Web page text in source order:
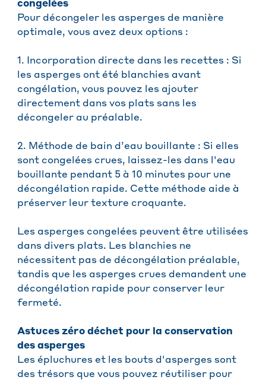
congelées
Pour décongeler les asperges de manière
optimale, vous avez deux options :
1. Incorporation directe dans les recettes : Si
les asperges ont été blanchies avant
congélation, vous pouvez les ajouter
directement dans vos plats sans les
décongeler au préalable.
2. Méthode de bain d’eau bouillante : Si elles
sont congelées crues, laissez-les dans l'eau
bouillante pendant 5 à 10 minutes pour une
décongélation rapide. Cette méthode aide à
préserver leur texture croquante.
Les asperges congelées peuvent être utilisées
dans divers plats. Les blanchies ne
nécessitent pas de décongélation préalable,
tandis que les asperges crues demandent une
décongélation rapide pour conserver leur
fermeté.
Astuces zéro déchet pour la conservation
des asperges
Les épluchures et les bouts d'asperges sont
des trésors que vous pouvez réutiliser pour